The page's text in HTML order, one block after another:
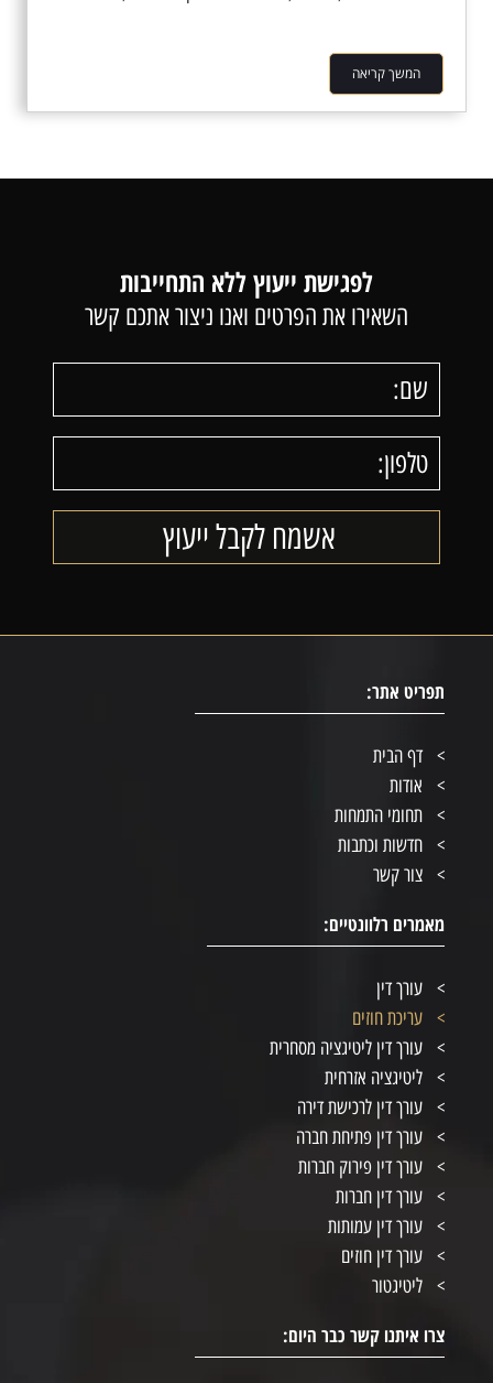
המשך קריאה
לפגישת ייעוץ ללא התחייבות
השאירו את הפרטים ואנו ניצור אתכם קשר
תפריט אתר:
דף הבית
אודות
תחומי התמחות
חדשות וכתבות
צור קשר
מאמרים רלוונטיים:
עורך דין
עריכת חוזים
עורך דין ליטיגציה מסחרית
ליטיגציה אזרחית
עורך דין לרכישת דירה
עורך דין פתיחת חברה
עורך דין פירוק חברות
עורך דין חברות
עורך דין עמותות
עורך דין חוזים
ליטיגטור
צרו איתנו קשר כבר היום: